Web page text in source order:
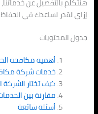
إزاي نقدر نساعدك في
جدول المحتويات
أهمية مكافحة
خدمات شركة
كيف تختار الشركة
مقارنة بين
أسئلة شائعة